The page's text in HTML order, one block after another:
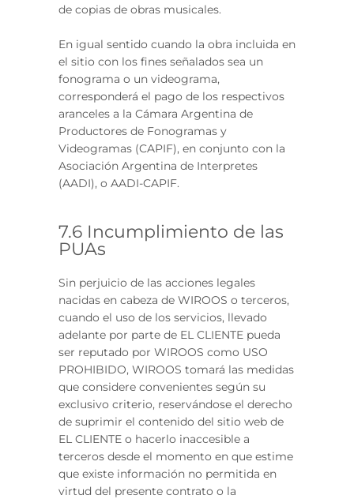
de copias de obras musicales.
En igual sentido cuando la obra incluida en
el sitio con los fines señalados sea un
fonograma o un videograma,
corresponderá el pago de los respectivos
aranceles a la Cámara Argentina de
Productores de Fonogramas y
Videogramas (CAPIF), en conjunto con la
Asociación Argentina de Interpretes
(AADI), o AADI-CAPIF.
7.6 Incumplimiento de las
PUAs
Sin perjuicio de las acciones legales
nacidas en cabeza de WIROOS o terceros,
cuando el uso de los servicios, llevado
adelante por parte de EL CLIENTE pueda
ser reputado por WIROOS como USO
PROHIBIDO, WIROOS tomará las medidas
que considere convenientes según su
exclusivo criterio, reservándose el derecho
de suprimir el contenido del sitio web de
EL CLIENTE o hacerlo inaccesible a
terceros desde el momento en que estime
que existe información no permitida en
virtud del presente contrato o la